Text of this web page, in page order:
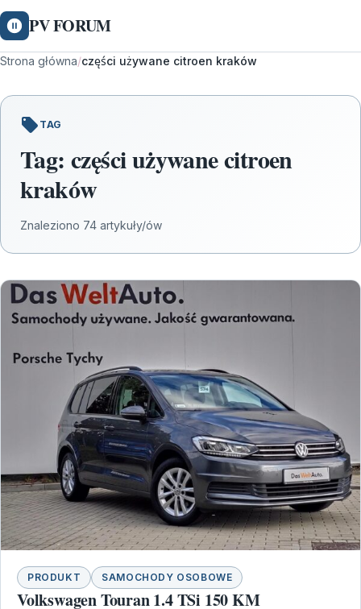
PV FORUM
Strona główna/części używane citroen kraków
TAG
Tag: części używane citroen
kraków
Znaleziono 74 artykuły/ów
PRODUKT SAMOCHODY OSOBOWE
Volkswagen Touran 1.4 TSi 150 KM